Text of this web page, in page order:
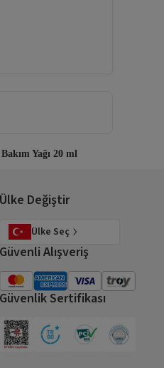
Yağı 20 ml
Ülke Değiştir
Ülke Seç
Güvenli Alışveriş
Güvenlik Sertifikası